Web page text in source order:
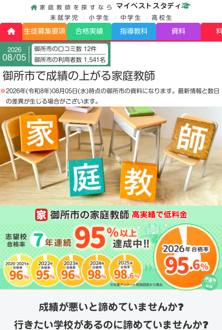
家庭教師を探すなら マイベストスタディ
未就学児 小学生 中学生 高校生
生徒募集要項 合格実績 指導教科 資料
2026
08/05
御所市の口コミ数 12件
御所市の利用者数 1,541名
御所市で成績の上がる家庭教師
※2026年(令和8年)08月05日(水)時点の御所市の資料になります。最新情報と数日
の差異が生じる場合がございます。
御所市の家庭教師 高実績で低料金
成績が悪いと諦めていませんか❓
行きたい学校があるのに諦めていませんか❓